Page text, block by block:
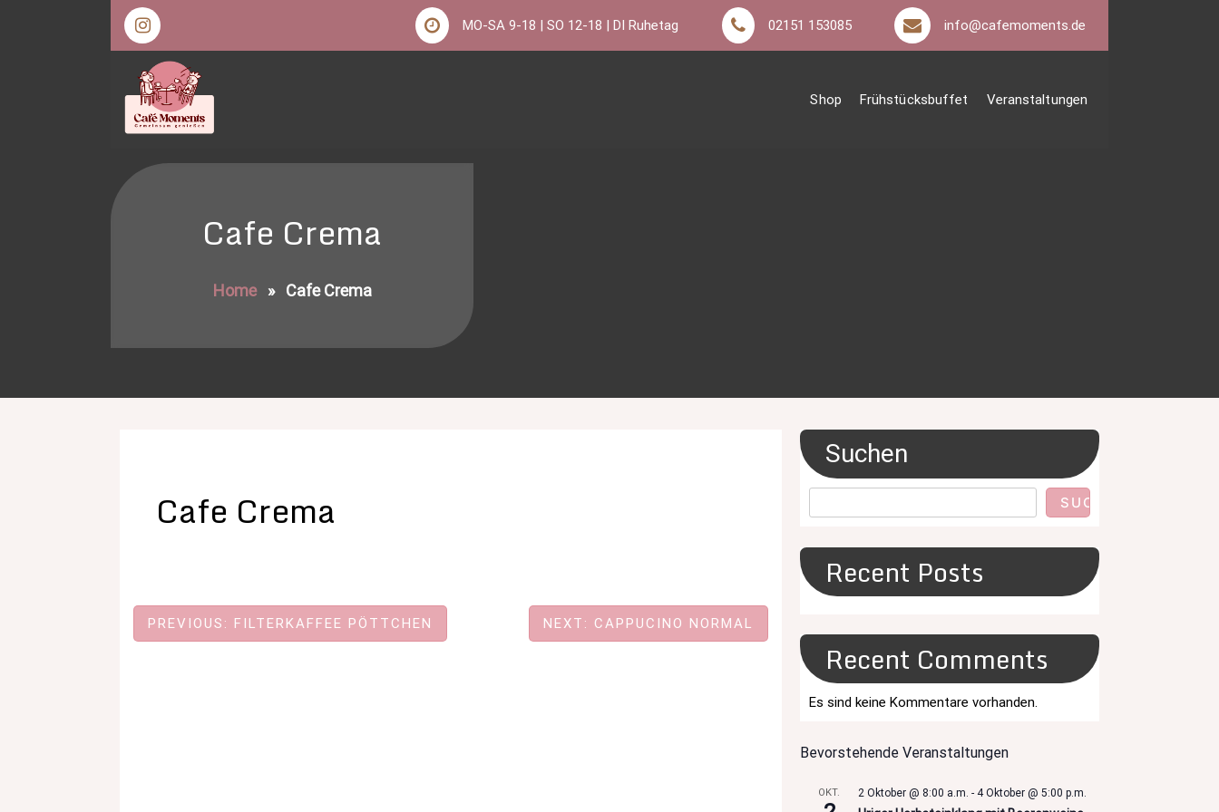
MO-SA 9-18 | SO 12-18 | DI Ruhetag 02151 153085 info@cafemoments.de
Café Moments Krefeld – Frühstück, Kuchen & Events
Shop Frühstücksbuffet Veranstaltungen
Cafe Crema
Home» Cafe Crema
Cafe Crema
Beitragsnavigation
PREVIOUS: FILTERKAFFEE PÖTTCHEN NEXT: CAPPUCINO NORMAL
Suchen
SUCHEN
Recent Posts
Recent Comments
Es sind keine Kommentare vorhanden.
Bevorstehende Veranstaltungen
OKT. 2 Oktober @ 8:00 a.m. - 4 Oktober @ 5:00 p.m.